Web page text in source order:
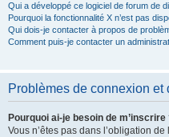
Qui a développé ce logiciel de forum de
Pourquoi la fonctionnalité X n’est pas
Qui dois-je contacter à propos de
Comment puis-je contacter un
Problèmes de connexion et
Pourquoi ai-je besoin de m’inscrire
Vous n’êtes pas dans l’obligation